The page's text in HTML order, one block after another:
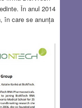
În anul 2014
în care se anunța